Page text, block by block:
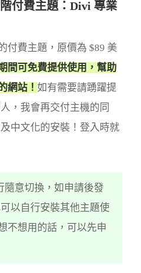
付費主題：Divi 專業
付費主題，原價為 $89 美
間可免費提供使用，幫助
網站！ 如有需要請踴躍提
，我會再交付主機的同
中文化的安裝！登入時就
隨意切換，如申請後發
以自行安裝其他主題使
不想用的話，可以先申